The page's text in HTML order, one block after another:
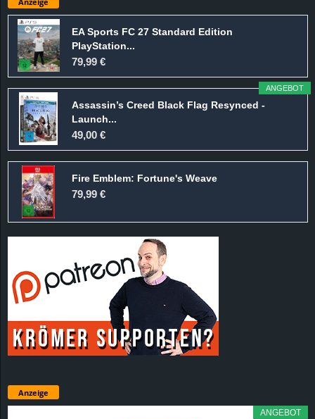
EA Sports FC 27 Standard Edition
PlayStation...
79,99 €
ANGEBOT
Assassin’s Creed Black Flag Resynced -
Launch...
49,00 €
Fire Emblem: Fortune's Weave
79,99 €
Anzeige
ANGEBOT